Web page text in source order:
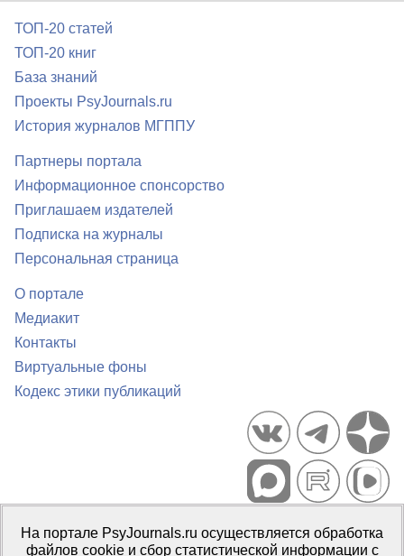
ТОП-20 статей
ТОП-20 книг
База знаний
Проекты PsyJournals.ru
История журналов МГППУ
Партнеры портала
Информационное спонсорство
Приглашаем издателей
Подписка на журналы
Персональная страница
О портале
Медиакит
Контакты
Виртуальные фоны
Кодекс этики публикаций
Портал психологических изданий PsyJournals.ru, 2007–2026
Правила использования материалов
На портале PsyJournals.ru осуществляется обработка
файлов cookie и сбор статистической информации с